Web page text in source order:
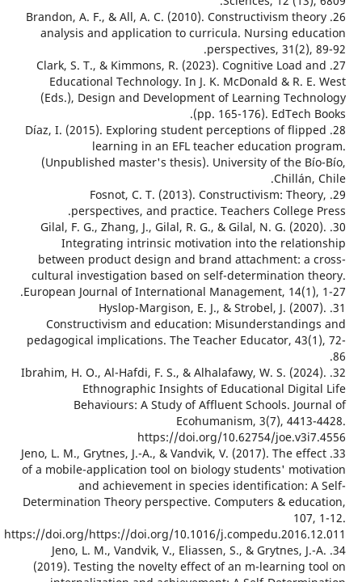
26. Brandon, A. F., & All, A. C. (2010). Constructivism
analysis and application to curricula. Nursing
perspectives, 31(2),
27. Clark, S. T., & Kimmons, R. (2023). Cognitive Load
Educational Technology. In J. K. McDonald & R.
(Eds.), Design and Development of Learning
(pp. 165-176). EdTech
28. Díaz, I. (2015). Exploring student perceptions of
learning in an EFL teacher education
(Unpublished master's thesis). University of the
29. Fosnot, C. T. (2013). Constructivism:
perspectives, and practice. Teachers College
30. Gilal, F. G., Zhang, J., Gilal, R. G., & Gilal, N. G.
Integrating intrinsic motivation into the
between product design and brand attachment: a
cultural investigation based on self-determination
European Journal of International Management,
31. Hyslop-Margison, E. J., & Strobel, J.
Constructivism and education:
pedagogical implications. The Teacher Educator,
32. Ibrahim, H. O., Al-Hafdi, F. S., & Alhalafawy, W. S.
Ethnographic Insights of Educational
Behaviours: A Study of Affluent Schools.
Ecohumanism, 3(7),
https://doi.org/10.62754/
33. Jeno, L. M., Grytnes, J.-A., & Vandvik, V. (2017). The
of a mobile-application tool on biology students'
and achievement in species identification:
Determination Theory perspective. Computers &
https://doi.org/https://doi.org/10.1016/
34. Jeno, L. M., Vandvik, V., Eliassen, S., & Grytnes,
(2019). Testing the novelty effect of an m-learning